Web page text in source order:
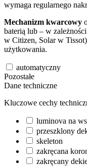
wymaga regularnego
Mechanizm kwarcowy
baterią lub – w
w Citizen, Solar w
użytkowania.
automatyczny
Pozostałe
Dane techniczne
Kluczowe cechy
luminova na
przeszklony
skeleton
zakręcana
zakręcany